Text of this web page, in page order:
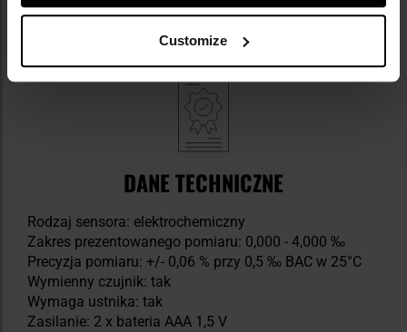
Customize
zasilanie bateryjne
DANE TECHNICZNE
Rodzaj sensora: elektrochemiczny
Zakres prezentowanego pomiaru: 0,000 - 4,000 ‰
Precyzja pomiaru: +/- 0,06 % przy 0,5 ‰ BAC w 25°C
Wymienny czujnik: tak
Wymaga ustnika: tak
Zasilanie: 2 x bateria AAA 1,5 V